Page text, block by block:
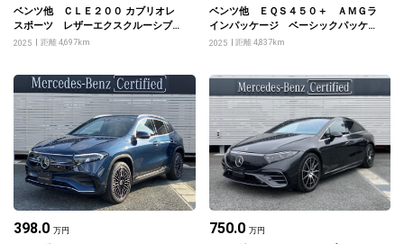
ベンツ他 ＣＬＥ２００ カブリオレ
スポーツ レザーエクスクルーシブパ
ッケージ・ドライバーズパッケージ
2025 距離 4,697km
ベンツ他 ＥＱＳ４５０＋ ＡＭＧラ
インパッケージ ベーシックパッケー
ジ
2025 距離 4,837km
398.0 万円 750.0 万円